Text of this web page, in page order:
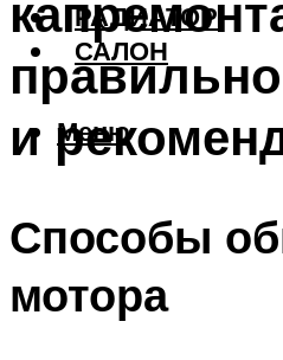
РАДИАТОР
САЛОН
Меню
и
Способы
мотора